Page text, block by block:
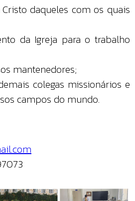
daqueles com os quais
da Igreja para o trabalho
mantenedores;
colegas missionários e
campos do mundo.